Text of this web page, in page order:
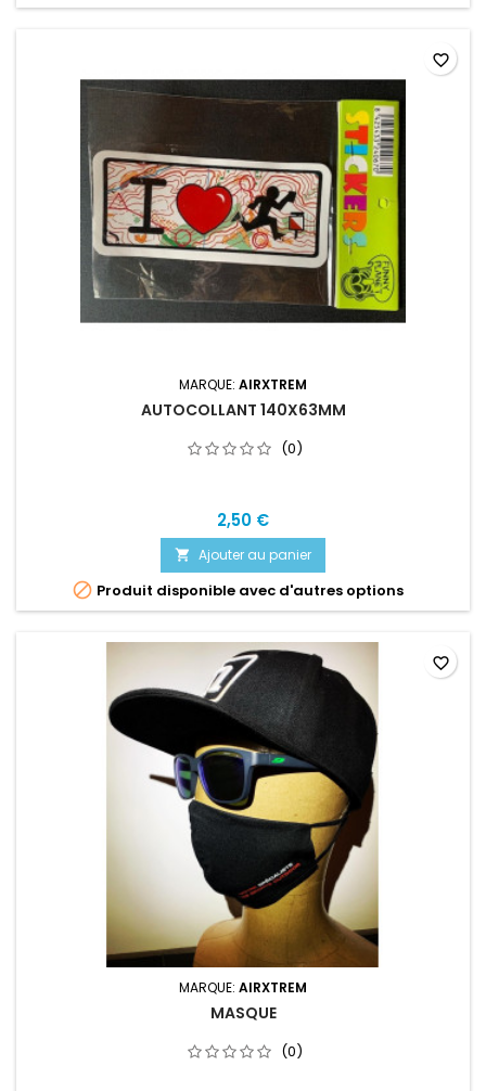
MARQUE: AIRXTREM
AUTOCOLLANT 140X63MM
(0)
2,50 €
 Ajouter au panier
 Produit disponible avec d'autres options
favorite_border
MARQUE: AIRXTREM
MASQUE
(0)
favorite_border